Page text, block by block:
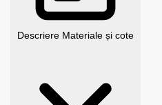
Descriere Materiale și cote